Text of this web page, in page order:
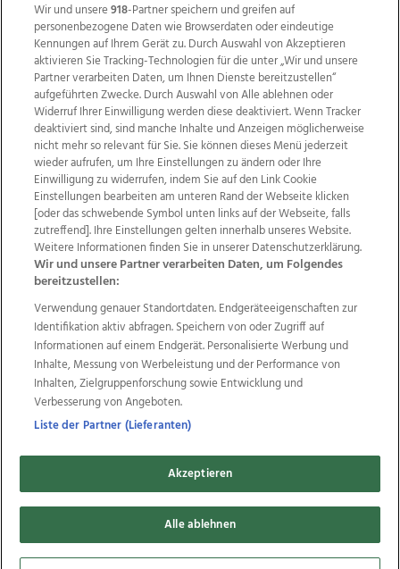
Wir über uns Mediadaten Kontakt
Jobs
Datenschutz
Impressum
AGB Anzeigekunden
AGB Website
Ehrenkodex Politische Werbung
Weitere Angebote des Medienhauses Wimmer
TV1 di-mog-i.at OÖNow
Ischler Woche
Life Radio
OÖNachrichten
OÖN Immobilien
OÖN Karriere
OÖN Reise
Promenaden Galerien
Regionaljobs
wasistlos.at
Copyrights © 2026 Tips Zeitungs GmbH & Co KG
developed by11x11.net
Cookie Einstellungen bearbeiten
Wir und unsere918-Partner speichern und greifen auf
personenbezogene Daten wie Browserdaten oder eindeutige
Kennungen auf Ihrem Gerät zu. Durch Auswahl von Akzeptieren
aktivieren Sie Tracking-Technologien für die unter „Wir und unsere
Partner verarbeiten Daten, um Ihnen Dienste bereitzustellen“
aufgeführten Zwecke. Durch Auswahl von Alle ablehnen oder
Widerruf Ihrer Einwilligung werden diese deaktiviert. Wenn Tracker
deaktiviert sind, sind manche Inhalte und Anzeigen möglicherweise
nicht mehr so relevant für Sie. Sie können dieses Menü jederzeit
wieder aufrufen, um Ihre Einstellungen zu ändern oder Ihre
Einwilligung zu widerrufen, indem Sie auf den Link Cookie
Einstellungen bearbeiten am unteren Rand der Webseite klicken
[oder das schwebende Symbol unten links auf der Webseite, falls
zutreffend]. Ihre Einstellungen gelten innerhalb unseres Website.
Weitere Informationen finden Sie in unserer Datenschutzerklärung.
Wir und unsere Partner verarbeiten Daten, um Folgendes
bereitzustellen:
Verwendung genauer Standortdaten. Endgeräteeigenschaften zur
Identifikation aktiv abfragen. Speichern von oder Zugriff auf
Informationen auf einem Endgerät. Personalisierte Werbung und
Inhalte, Messung von Werbeleistung und der Performance von
Inhalten, Zielgruppenforschung sowie Entwicklung und
Verbesserung von Angeboten.
Liste der Partner (Lieferanten)
Akzeptieren
Alle ablehnen